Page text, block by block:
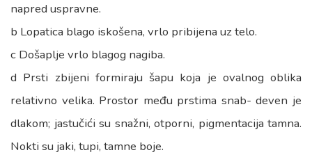
napred uspravne.
b Lopatica blago iskošena, vrlo pribijena uz telo.
c Došaplje vrlo blagog nagiba.
d Prsti zbijeni formiraju šapu koja je ovalnog oblika
relativno velika. Prostor među prstima snab- deven je
dlakom; jastučići su snažni, otporni, pigmentacija tamna.
Nokti su jaki, tupi, tamne boje.